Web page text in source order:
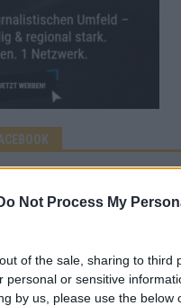
Not Process My
of the sale, sharing to third
personal or sensitive
by us, please use the below